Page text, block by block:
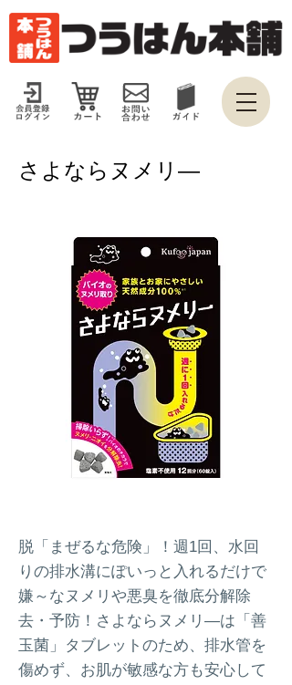
さよならヌメリ―
脱「まぜるな危険」！週1回、水回
りの排水溝にぽいっと入れるだけで
嫌～なヌメリや悪臭を徹底分解除
去・予防！さよならヌメリ―は「善
玉菌」タブレットのため、排水管を
傷めず、お肌が敏感な方も安心して